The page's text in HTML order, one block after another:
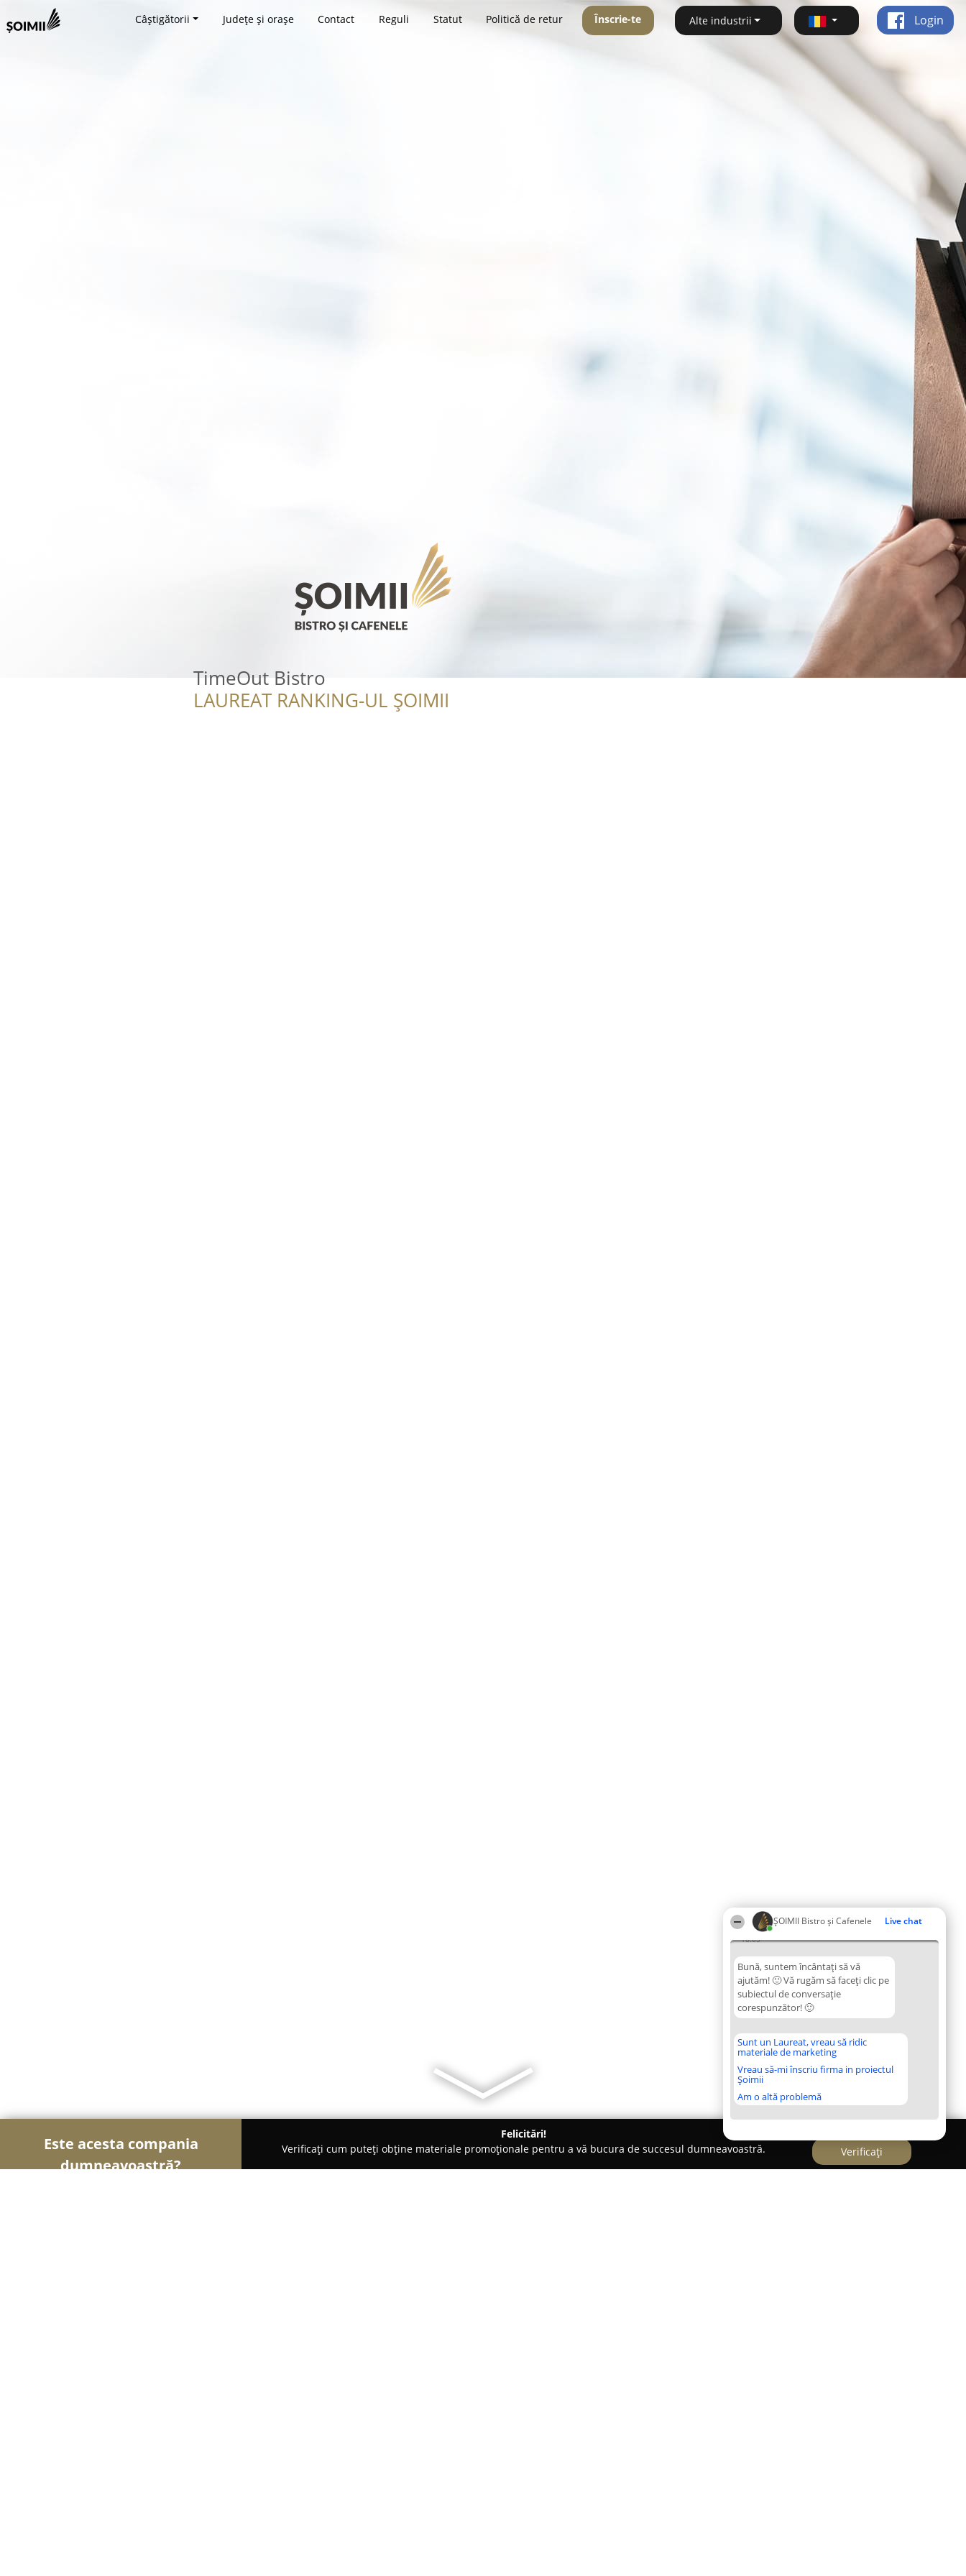
ȘOIMII Bistro și Cafenele Live chat
18:05
Bună, suntem încântați să vă
ajutăm! 🙂 Vă rugăm să faceți clic pe
subiectul de conversație
corespunzător! 🙂
Sunt un Laureat, vreau să ridic
materiale de marketing
Vreau să-mi înscriu firma in proiectul
Șoimii
Am o altă problemă
Câștigătorii Județe și orașe Contact Reguli Statut Politică de retur Înscrie-te Alte industrii Login
TimeOut Bistro
LAUREAT RANKING-UL ȘOIMII
Este acesta compania
dumneavoastră?
Felicitări!
Verificați cum puteți obține materiale promoționale pentru a vă bucura de succesul dumneavoastră.
Verificați